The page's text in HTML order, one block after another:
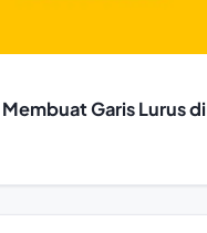
Garis Lurus di